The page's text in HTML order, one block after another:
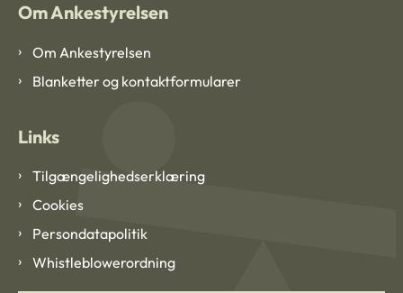
Om Ankestyrelsen
Om Ankestyrelsen
Blanketter og kontaktformularer
Links
Tilgængelighedserklæring
Cookies
Persondatapolitik
Whistleblowerordning